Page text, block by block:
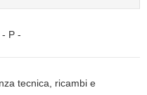
P -
tecnica, ricambi e